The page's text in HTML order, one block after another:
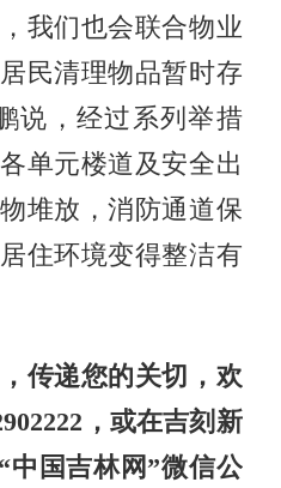
我们也会联合物业
民清理物品暂时存
说，经过系列举措
单元楼道及安全出
堆放，消防通道保
住环境变得整洁有
递您的关切，欢
，或在吉刻新
中国吉林网”微信公